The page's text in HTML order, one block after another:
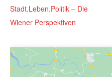
Stadt.Leben.Politik – Die
Wiener Perspektiven